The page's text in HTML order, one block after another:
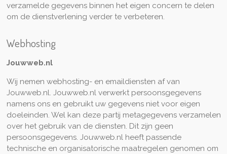
verzamelde gegevens binnen het eigen concern te delen
om de dienstverlening verder te verbeteren.
Webhosting
Jouwweb.nl
Wij nemen webhosting- en emaildiensten af van
Jouwweb.nl. Jouwweb.nl verwerkt persoonsgegevens
namens ons en gebruikt uw gegevens niet voor eigen
doeleinden. Wel kan deze partij metagegevens verzamelen
over het gebruik van de diensten. Dit zijn geen
persoonsgegevens. Jouwweb.nl heeft passende
technische en organisatorische maatregelen genomen om